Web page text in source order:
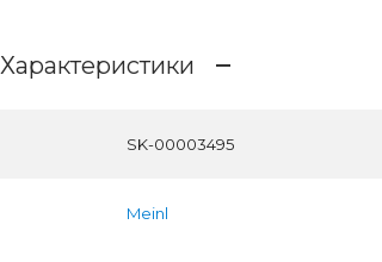
Характеристики
SK-00003495
Meinl